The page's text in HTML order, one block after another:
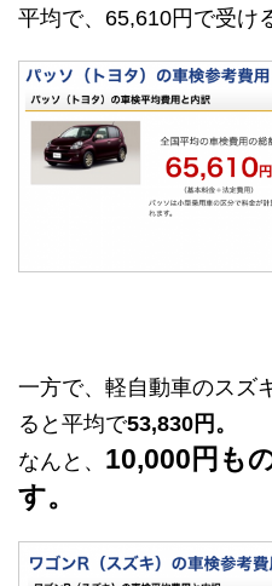
平均で、65,610円で受け
一方で、軽自動車のスズ
ると平均で53,830円。
なんと、 10,000円も
す。